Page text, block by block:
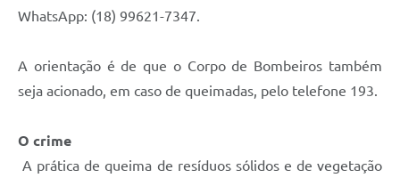
WhatsApp: (18) 99621-7347.
A orientação é de que o Corpo de Bombeiros também
seja acionado, em caso de queimadas, pelo telefone 193.
O crime
A prática de queima de resíduos sólidos e de vegetação